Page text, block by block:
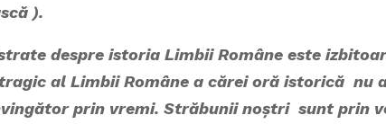
).
despre istoria Limbii Române este
al Limbii Române a cărei oră istorică nu
prin vremi. Străbunii noștri sunt prin